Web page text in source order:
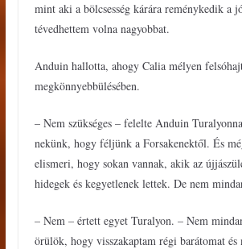
mint aki a bölcsesség kárára reménykedik a
tévedhettem volna nagyobbat.
Anduin hallotta, ahogy Calia mélyen
megkönnyebbülésében.
– Nem szükséges – felelte Anduin
nekünk, hogy féljünk a Forsakenektől. És
elismeri, hogy sokan vannak, akik az
hidegek és kegyetlenek lettek. De nem
– Nem – értett egyet Turalyon. – Nem
örülök, hogy visszakaptam régi barátomat és